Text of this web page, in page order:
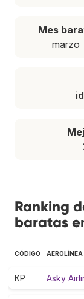
Mes
marzo
Ranking
baratas
CÓDIGO AEROLÍNEA
KP Asky